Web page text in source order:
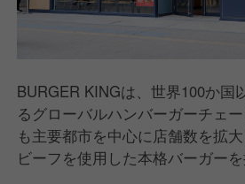
BURGER KINGは、世界100か国
るグローバルハンバーガーチェ
も主要都市を中心に店舗数を拡
ビーフを使用した本格バーガー